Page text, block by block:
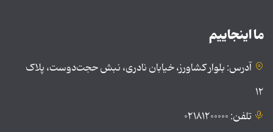
ما اینجاییم
آدرس: بلوار کشاورز، خیابان نادری، نبش حجت‌دوست، پلاک
۱۲
تلفن: ۰۲۱۸۱۲۰۰۰۰۰